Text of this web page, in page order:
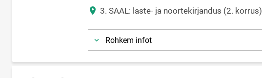
Asukoht
3. SAAL: laste- ja noortekirjandus (2. korrus)
Rohkem infot